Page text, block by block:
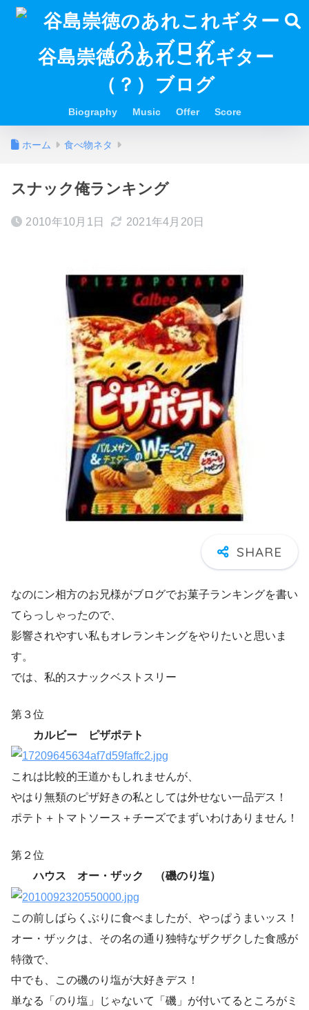
谷島崇徳のあれこれギター
（？）ブログ
Biography Music Offer Score
ホーム 食べ物ネタ
スナック俺ランキング
2010年10月1日 2021年4月20日
なのにン相方のお兄様がブログでお菓子ランキングを書い
てらっしゃったので、
影響されやすい私もオレランキングをやりたいと思いま
す。
では、私的スナックベストスリー
第３位
カルビー ピザポテト
これは比較的王道かもしれませんが、
やはり無類のピザ好きの私としては外せない一品デス！
ポテト＋トマトソース＋チーズでまずいわけありません！
第２位
ハウス オー・ザック （磯のり塩）
この前しばらくぶりに食べましたが、やっぱうまいッス！
オー・ザックは、その名の通り独特なザクザクした食感が
特徴で、
中でも、この磯のり塩が大好きデス！
単なる「のり塩」じゃないて「磯」が付いてるところがミ